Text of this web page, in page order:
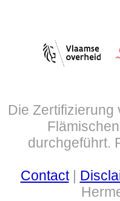
Die Zertifizierung
durchgeführt.
Contact|